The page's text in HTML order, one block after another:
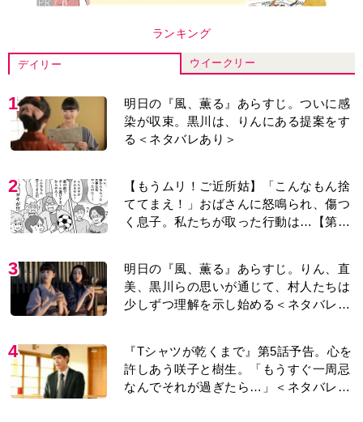
ランキング
デイリー ウイークリー
1
明日の『風、薫る』あらすじ。ついに感
染が収束。黒川は、りんにある提案をす
る＜ネタバレあり＞
2
【もうムリ！ご近所姑】「こんなもん捨
ててまえ！」おばさんに怒鳴られ、傷つ
く息子。私たちが取った行動は…【第3
3
明日の『風、薫る』あらすじ。りん、直
美、黒川らの思いが通じて、村人たちは
少しずつ理解を示し始める＜ネタバレあ
4
『Tシャツが乾くまで』第5話予告。心を
許しあう咲子と樹生。「もうすぐ一周忌
なんでそれが過ぎたら…」＜ネタバレあ